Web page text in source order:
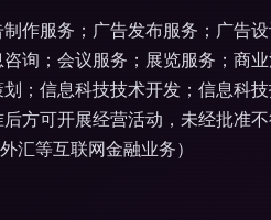
作服务；广告发布服务；广告
询；会议服务；展览服务；商
；信息科技技术开发；信息科
方可开展经营活动，未经批准
汇等互联网金融业务）